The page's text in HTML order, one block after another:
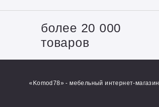
более 20 000
товаров
«Komod78» - мебельный интернет-магазин